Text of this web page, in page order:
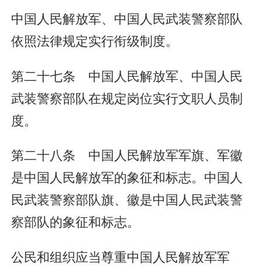
中国人民解放军、中国人民武装警察部队
依照法律规定实行衔级制度。
第二十七条 中国人民解放军、中国人民
武装警察部队在规定岗位实行文职人员制
度。
第二十八条 中国人民解放军军旗、军徽
是中国人民解放军的象征和标志。中国人
民武装警察部队旗、徽是中国人民武装警
察部队的象征和标志。
公民和组织应当尊重中国人民解放军军